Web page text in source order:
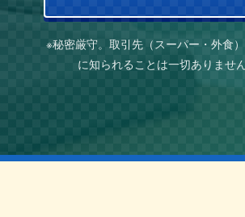
※秘密厳守。取引先（スーパー・外食
に知られることは一切ありません